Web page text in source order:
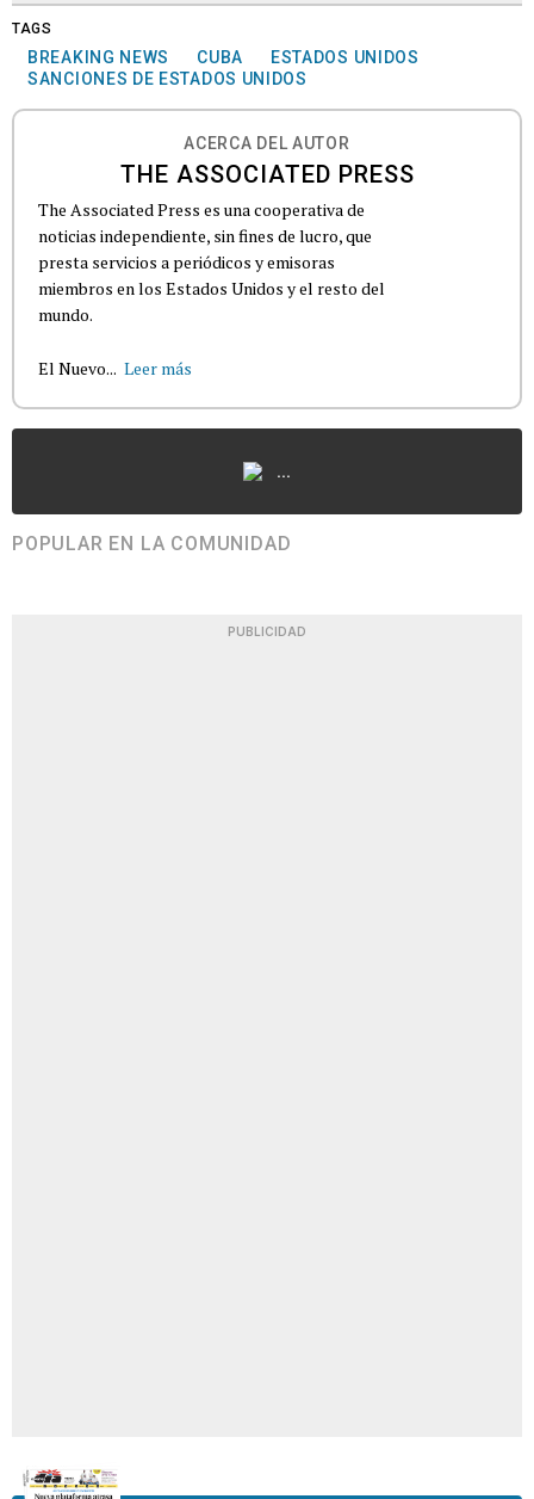
TAGS
BREAKING NEWS CUBA
ESTADOS UNIDOS
SANCIONES DE ESTADOS UNIDOS
ACERCA DEL AUTOR
THE ASSOCIATED PRESS
The Associated Press es una cooperativa de
noticias independiente, sin fines de lucro, que
presta servicios a periódicos y emisoras
miembros en los Estados Unidos y el resto del
mundo.
El Nuevo... Leer más
...
POPULAR EN LA COMUNIDAD
PUBLICIDAD